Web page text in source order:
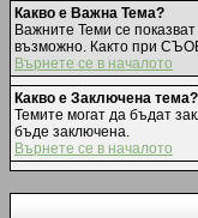
Какво е Важна Тема?
Важните Теми се
възможно. Както при
Върнете се в началото
Какво е Заключена тема?
Темите могат да бъдат
бъде заключена.
Върнете се в началото